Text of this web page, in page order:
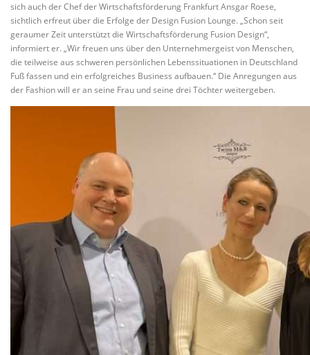
sich auch der Chef der Wirtschaftsförderung Frankfurt Ansgar Roese,
sichtlich erfreut über die Erfolge der Design Fusion Lounge. „Schon seit
geraumer Zeit unterstützt die Wirtschaftsförderung Fusion Design“,
informiert er. „Wir freuen uns über den Unternehmergeist von Menschen,
die teilweise aus schweren persönlichen Lebenssituationen in Deutschland
Fuß fassen und ein erfolgreiches Business aufbauen.“ Die Anregungen aus
der Fashion will er an seine Frau und seine drei Töchter weitergeben.